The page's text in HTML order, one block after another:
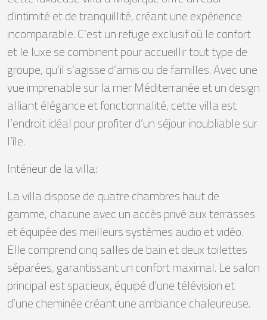
d'intimité et de tranquillité, créant une expérience
incomparable. C’est un refuge exclusif où le confort
et le luxe se combinent pour accueillir tout type de
groupe, qu’il s’agisse d’amis ou de familles. Avec une
vue imprenable sur la mer Méditerranée et un design
alliant élégance et fonctionnalité, cette villa est
l’endroit idéal pour profiter d’un séjour inoubliable sur
l’île.
Intérieur de la villa:
La villa dispose de quatre chambres haut de
gamme, chacune avec un accès privé aux terrasses
et équipée des meilleurs systèmes audio et vidéo.
Elle comprend cinq salles de bain et deux toilettes
séparées, garantissant un confort maximal. Le salon
principal est spacieux, équipé d’une télévision et
d’une cheminée créant une ambiance chaleureuse.